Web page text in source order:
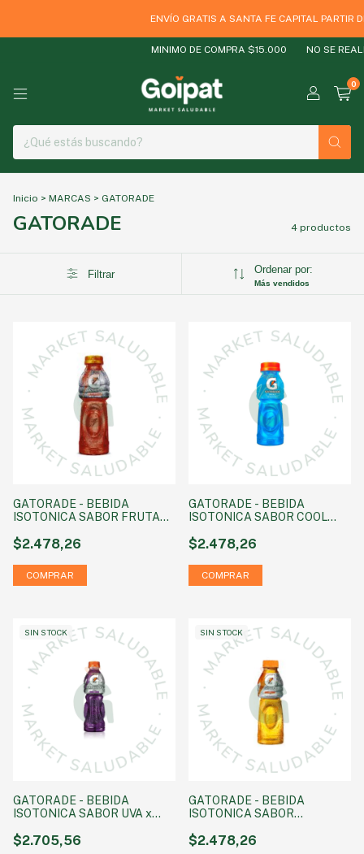
ENVÍO GRATIS A SANTA FE CAPITAL PARTIR
MINIMO DE COMPRA $15.000 NO SE
0
Inicio > MARCAS > GATORADE
GATORADE 4 productos
Filtrar Ordenar por:
Más vendidos
GATORADE - BEBIDA
ISOTONICA SABOR FRUTAS
$2.478,26
GATORADE - BEBIDA
ISOTONICA SABOR COOL
$2.478,26
SIN STOCK
GATORADE - BEBIDA
ISOTONICA SABOR UVA x
$2.705,56
SIN STOCK
GATORADE - BEBIDA
ISOTONICA SABOR
$2.478,26